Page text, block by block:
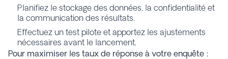
Planifiez le stockage des données, la confidentialité et
la communication des résultats.
Effectuez un test pilote et apportez les ajustements
nécessaires avant le lancement.
Pour maximiser les taux de réponse à votre enquête :